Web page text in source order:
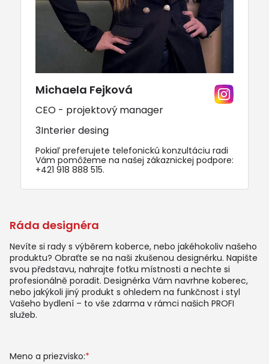
Ráda designéra
Nevíte si rady s výběrem koberce, nebo jakéhokoliv našeho
produktu? Obraťte se na naši zkušenou designérku. Napište
svou představu, nahrajte fotku místnosti a nechte si
profesionálně poradit. Designérka Vám navrhne koberec,
nebo jakýkoli jiný produkt s ohledem na funkčnost i styl
Vašeho bydlení – to vše zdarma v rámci našich PROFI
služeb.
Meno a priezvisko:*
Michaela Fejková
CEO - projektový manager
3Interier desing
Pokiaľ preferujete telefonickú konzultáciu radi
Vám pomôžeme na našej zákaznickej podpore:
+421 918 888 515.